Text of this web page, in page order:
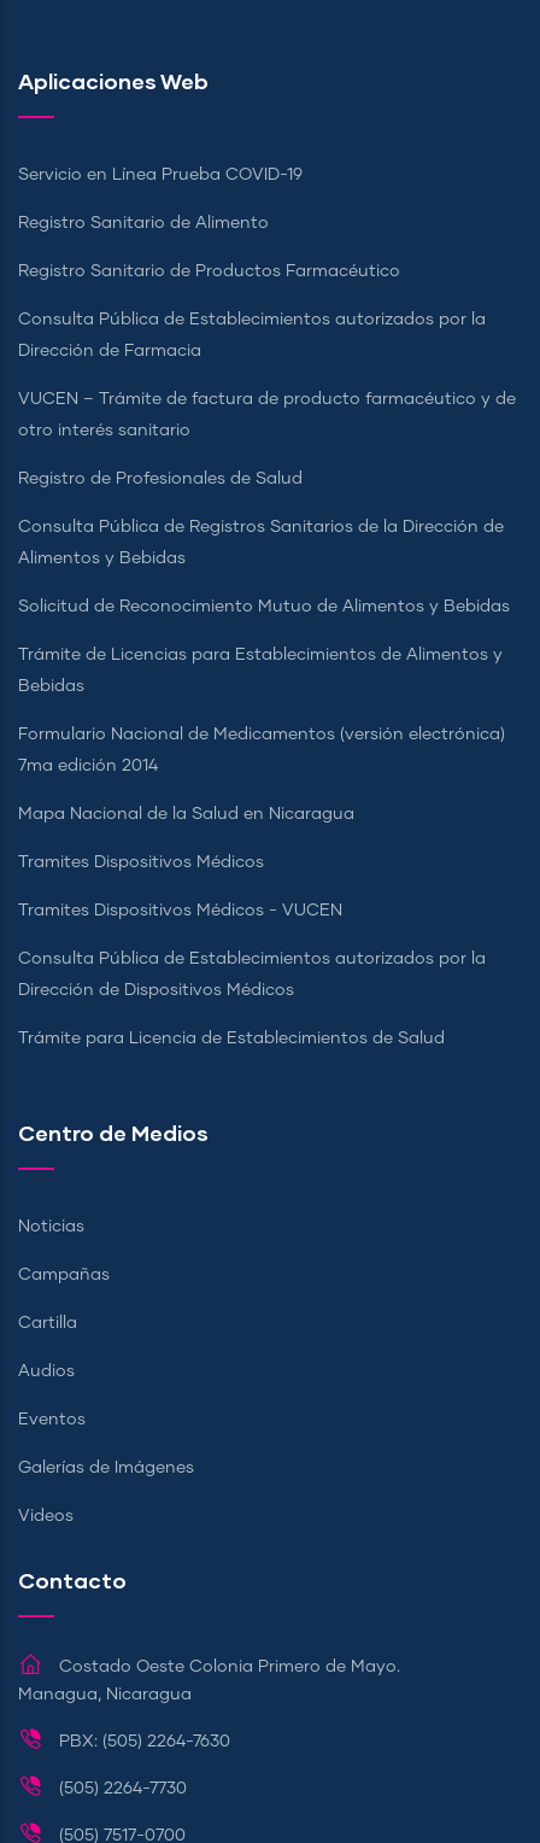
Aplicaciones Web
Servicio en Línea Prueba COVID-19
Registro Sanitario de Alimento
Registro Sanitario de Productos Farmacéutico
Consulta Pública de Establecimientos autorizados por la
Dirección de Farmacia
VUCEN – Trámite de factura de producto farmacéutico y de
otro interés sanitario
Registro de Profesionales de Salud
Consulta Pública de Registros Sanitarios de la Dirección de
Alimentos y Bebidas
Solicitud de Reconocimiento Mutuo de Alimentos y Bebidas
Trámite de Licencias para Establecimientos de Alimentos y
Bebidas
Formulario Nacional de Medicamentos (versión electrónica)
7ma edición 2014
Mapa Nacional de la Salud en Nicaragua
Tramites Dispositivos Médicos
Tramites Dispositivos Médicos - VUCEN
Consulta Pública de Establecimientos autorizados por la
Dirección de Dispositivos Médicos
Trámite para Licencia de Establecimientos de Salud
Centro de Medios
Noticias
Campañas
Cartilla
Audios
Eventos
Galerías de Imágenes
Videos
Contacto
Costado Oeste Colonia Primero de Mayo.
Managua, Nicaragua
PBX: (505) 2264-7630
(505) 2264-7730
(505) 7517-0700